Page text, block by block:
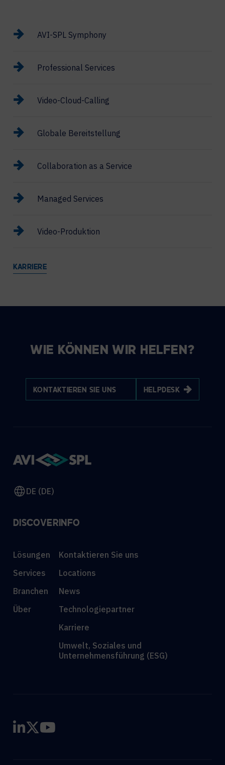
AVI-SPL Symphony
Professional Services
Video-Cloud-Calling
Globale Bereitstellung
Collaboration as a Service
Managed Services
Video-Produktion
KARRIERE
WIE KÖNNEN WIR HELFEN?
KONTAKTIEREN SIE UNS HELPDESK
DE (DE)
DISCOVER
Lösungen
Services
Branchen
Über
INFO
Kontaktieren Sie uns
Locations
News
Technologiepartner
Karriere
Umwelt, Soziales und
Unternehmensführung (ESG)